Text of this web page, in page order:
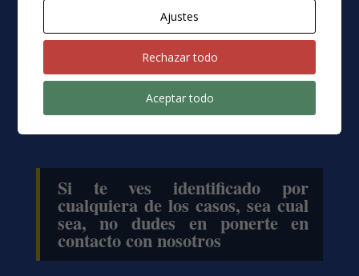
Si te ves identificado por
cualquiera de los casos, sea cual
sea, no dudes en ponerte en
contacto con nosotros
Ajustes
Rechazar todo
Aceptar todo